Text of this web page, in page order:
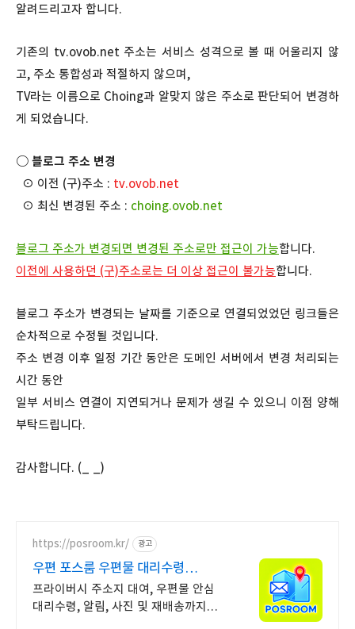
알려드리고자 합니다.
기존의 tv.ovob.net 주소는 서비스 성격으로 볼 때 어울리지 않
고, 주소 통합성과 적절하지 않으며,
TV라는 이름으로 Choing과 알맞지 않은 주소로 판단되어 변경하
게 되었습니다.
○ 블로그 주소 변경
⊙ 이전 (구)주소 : tv.ovob.net
⊙ 최신 변경된 주소 : choing.ovob.net
블로그 주소가 변경되면 변경된 주소로만 접근이 가능합니다.
이전에 사용하던 (구)주소로는 더 이상 접근이 불가능합니다.
블로그 주소가 변경되는 날짜를 기준으로 연결되었었던 링크들은
순차적으로 수정될 것입니다.
주소 변경 이후 일정 기간 동안은 도메인 서버에서 변경 처리되는
시간 동안
일부 서비스 연결이 지연되거나 문제가 생길 수 있으니 이점 양해
부탁드립니다.
감사합니다. (_ _)
https://posroom.kr/ 광고
우편 포스룸 우편물 대리수령
24시간 CCTV 상시 녹화
프라이버시 주소지 대여, 우편물 안심
대리수령, 알림, 사진 및 재배송까지